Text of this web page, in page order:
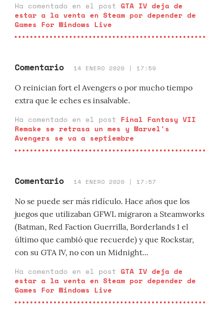
Ha comentado en el post GTA IV deja de
estar a la venta en Steam por depender de
Games For Windows Live
Comentario 14 ENERO 2020 | 17:59
O reinician fort el Avengers o por mucho tiempo
extra que le eches es insalvable.
Ha comentado en el post Final Fantasy VII
Remake se retrasa un mes y Marvel's
Avengers se va a septiembre
Comentario 14 ENERO 2020 | 17:57
No se puede ser más ridículo. Hace años que los
juegos que utilizaban GFWL migraron a Steamworks
(Batman, Red Faction Guerrilla, Borderlands 1 el
último que cambió que recuerde) y que Rockstar,
con su GTA IV, no con un Midnight...
Ha comentado en el post GTA IV deja de
estar a la venta en Steam por depender de
Games For Windows Live